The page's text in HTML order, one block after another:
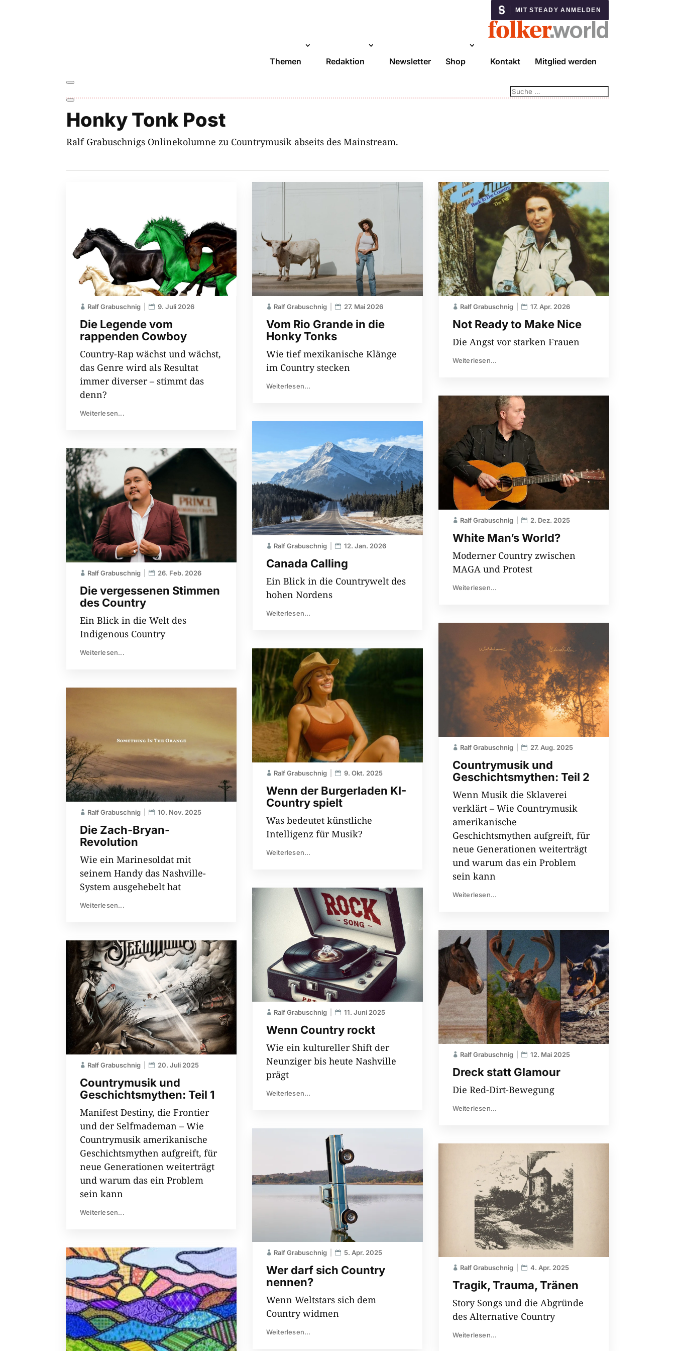
MIT STEADY ANMELDEN
Themen Redaktion Newsletter Shop Kontakt Mitglied werden
Honky Tonk Post
Ralf Grabuschnigs Onlinekolumne zu Countrymusik abseits des Mainstream.
Die Legende vom
rappenden Cowboy
Ralf Grabuschnig 9. Juli 2026
Country-Rap wächst und wächst,
das Genre wird als Resultat
immer diverser – stimmt das
denn?
Weiterlesen...
Die vergessenen Stimmen
des Country
Ralf Grabuschnig 26. Feb. 2026
Ein Blick in die Welt des
Indigenous Country
Weiterlesen...
Die Zach-Bryan-
Revolution
Ralf Grabuschnig 10. Nov. 2025
Wie ein Marinesoldat mit
seinem Handy das Nashville-
System ausgehebelt hat
Weiterlesen...
Countrymusik und
Geschichtsmythen: Teil 1
Ralf Grabuschnig 20. Juli 2025
Manifest Destiny, die Frontier
und der Selfmademan – Wie
Countrymusik amerikanische
Geschichtsmythen aufgreift, für
neue Generationen weiterträgt
und warum das ein Problem
sein kann
Weiterlesen...
Vom Rio Grande in die
Honky Tonks
Ralf Grabuschnig 27. Mai 2026
Wie tief mexikanische Klänge
im Country stecken
Weiterlesen...
Canada Calling
Ralf Grabuschnig 12. Jan. 2026
Ein Blick in die Countrywelt des
hohen Nordens
Weiterlesen...
Wenn der Burgerladen KI-
Country spielt
Ralf Grabuschnig 9. Okt. 2025
Was bedeutet künstliche
Intelligenz für Musik?
Weiterlesen...
Wenn Country rockt
Ralf Grabuschnig 11. Juni 2025
Wie ein kultureller Shift der
Neunziger bis heute Nashville
prägt
Weiterlesen...
Wer darf sich Country
nennen?
Ralf Grabuschnig 5. Apr. 2025
Wenn Weltstars sich dem
Country widmen
Weiterlesen...
Not Ready to Make Nice
Ralf Grabuschnig 17. Apr. 2026
Die Angst vor starken Frauen
Weiterlesen...
White Man’s World?
Ralf Grabuschnig 2. Dez. 2025
Moderner Country zwischen
MAGA und Protest
Weiterlesen...
Countrymusik und
Geschichtsmythen: Teil 2
Ralf Grabuschnig 27. Aug. 2025
Wenn Musik die Sklaverei
verklärt – Wie Countrymusik
amerikanische
Geschichtsmythen aufgreift, für
neue Generationen weiterträgt
und warum das ein Problem
sein kann
Weiterlesen...
Dreck statt Glamour
Ralf Grabuschnig 12. Mai 2025
Die Red-Dirt-Bewegung
Weiterlesen...
Tragik, Trauma, Tränen
Ralf Grabuschnig 4. Apr. 2025
Story Songs und die Abgründe
des Alternative Country
Weiterlesen...